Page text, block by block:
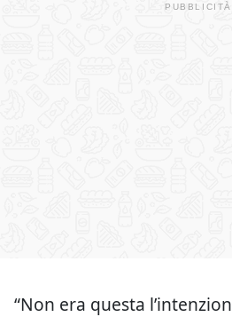
“Non era questa